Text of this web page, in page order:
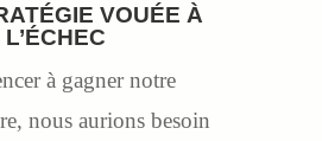
VOUÉE À
L’ÉCHEC
à gagner notre
nous aurions besoin